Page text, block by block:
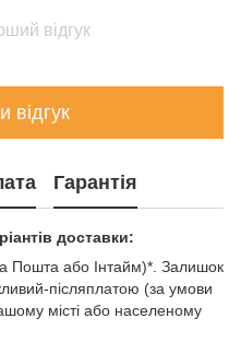
відгук
відгук
Гарантія
доставки:
Пошта або Інтайм)*. Залишок
післяплатою (за умови
місті або населеному